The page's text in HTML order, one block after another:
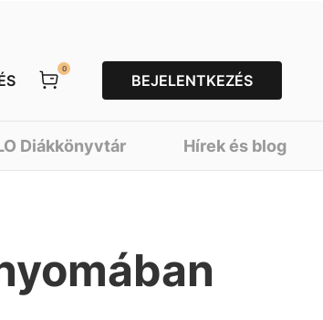
0
BEJELENTKEZÉS
Diákkönyvtár Hírek és blog